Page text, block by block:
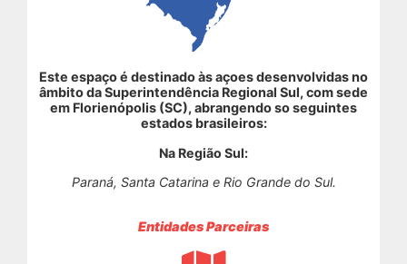
Em Andamento
Encerrados
Espaço das Superintendências
Trilhas de Aprendizagem
Ações Extracurriculares
Este espaço é destinado às açoes desenvolvidas no
âmbito da Superintendência Regional Sul, com sede
em Florienópolis (SC), abrangendo so seguintes
estados brasileiros:
Na Região Sul:
Paraná, Santa Catarina e Rio Grande do Sul.
Entidades Parceiras